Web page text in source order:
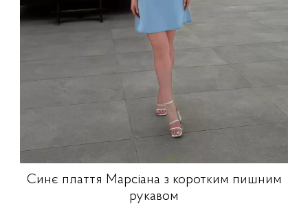
Синє плаття Марсіана з коротким пишним
рукавом